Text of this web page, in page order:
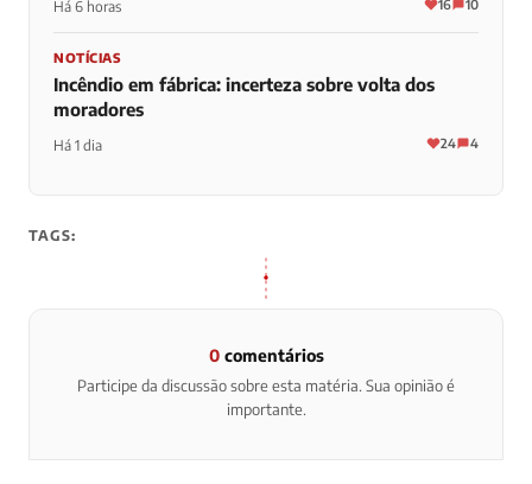
Há 6 horas 16 10
NOTÍCIAS
Incêndio em fábrica: incerteza sobre volta dos
moradores
Há 1 dia 24 4
TAGS:
0comentários
Participe da discussão sobre esta matéria. Sua opinião é
importante.